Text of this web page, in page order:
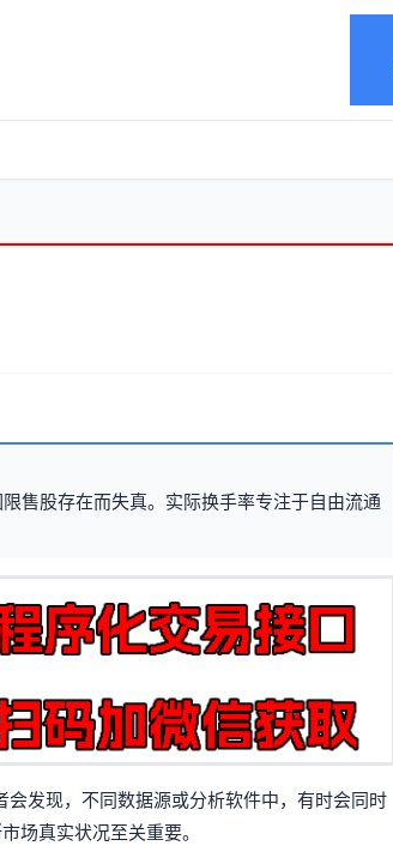
售股存在而失真。实际换手率专注于自由流通
发现，不同数据源或分析软件中，有时会同时
场真实状况至关重要。